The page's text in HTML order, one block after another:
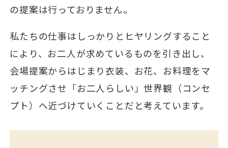
の提案は行っておりません。
私たちの仕事はしっかりとヒヤリングすること
により、お二人が求めているものを引き出し、
会場提案からはじまり衣装、お花、お料理をマ
ッチングさせ「お二人らしい」世界観（コンセ
プト）へ近づけていくことだと考えています。